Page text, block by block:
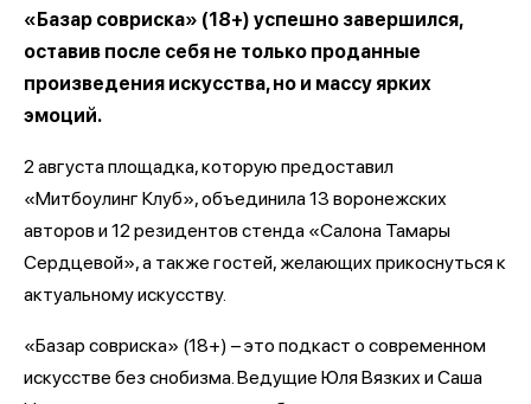
«Базар совриска» (18+) успешно завершился,
оставив после себя не только проданные
произведения искусства, но и массу ярких
эмоций.
2 августа площадка, которую предоставил
«Митбоулинг Клуб», объединила 13 воронежских
авторов и 12 резидентов стенда «Салона Тамары
Сердцевой», а также гостей, желающих прикоснуться к
актуальному искусству.
«Базар совриска» (18+) – это подкаст о современном
искусстве без снобизма. Ведущие Юля Вязких и Саша